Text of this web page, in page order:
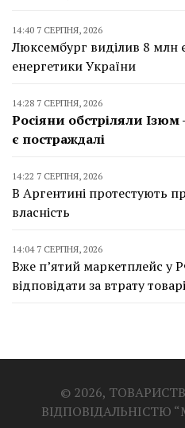
14:40 7 СЕРПНЯ, 2026
Люксембург виділив 8 млн
енергетики України
14:28 7 СЕРПНЯ, 2026
Росіяни обстріляли
є постраждалі
14:22 7 СЕРПНЯ, 2026
В Аргентині протестують
власність
14:04 7 СЕРПНЯ, 2026
Вже п’ятий маркетплейс у
відповідати за втрату
© 2026,
ВІДПОВІДАЛЬНІСТЮ